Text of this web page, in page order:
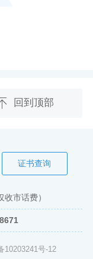
回到顶部
证书查询
收市话费）
10203241号-12